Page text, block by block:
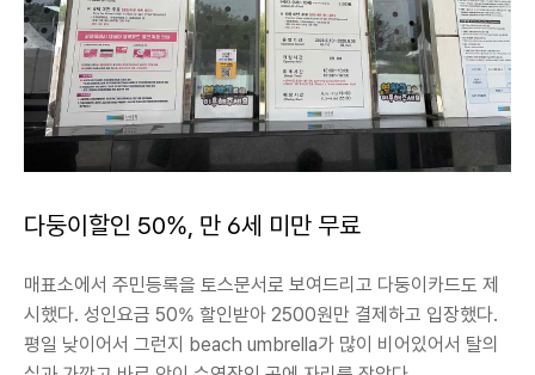
다둥이할인 50%, 만 6세 미만 무료
매표소에서 주민등록을 토스문서로 보여드리고 다둥이카드도 제
시했다. 성인요금 50% 할인받아 2500원만 결제하고 입장했다.
평일 낮이어서 그런지 beach umbrella가 많이 비어있어서 탈의